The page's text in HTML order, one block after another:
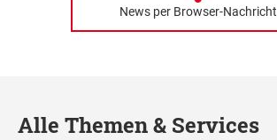
News per Browser-Nachricht
Alle Themen & Services